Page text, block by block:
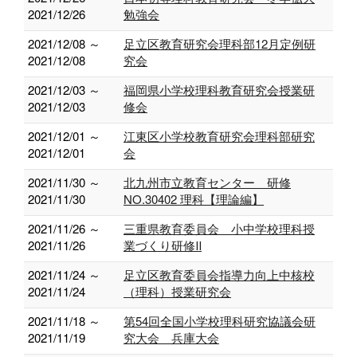
2021/12/26
勉強会
2021/12/08 ～
2021/12/08
足立区教育研究会理科部12月定例研
究会
2021/12/03 ～
2021/12/03
福岡県小学校理科教育研究会授業研
修会
2021/12/01 ～
2021/12/01
江東区小学校教育研究会理科部研究
会
2021/11/30 ～
2021/11/30
北九州市立教育センター 研修
NO.30402 理科【理論編】
2021/11/26 ～
2021/11/26
三重県教育委員会 小中学校理科授
業づくり研修Ⅱ
2021/11/24 ～
2021/11/24
足立区教育委員会指導力向上中核校
（理科）授業研究会
2021/11/18 ～
2021/11/19
第54回全国小学校理科研究協議会研
究大会 兵庫大会